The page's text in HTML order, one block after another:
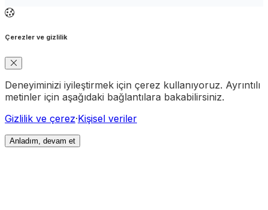
Çerezler ve gizlilik
Deneyiminizi iyileştirmek için çerez kullanıyoruz. Ayrıntılı
metinler için aşağıdaki bağlantılara bakabilirsiniz.
Gizlilik ve çerez·Kişisel veriler
Anladım, devam et